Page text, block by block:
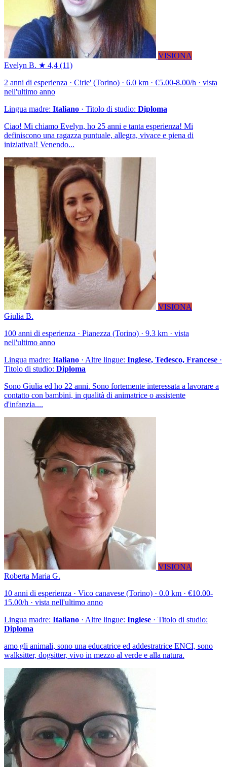
VISIONA
Evelyn B. ★ 4,4 (11)
2 anni di esperienza · Cirie' (Torino) · 6.0 km · €5.00-8.00/h · vista
nell'ultimo anno
Lingua madre: Italiano · Titolo di studio: Diploma
Ciao! Mi chiamo Evelyn, ho 25 anni e tanta esperienza! Mi
definiscono una ragazza puntuale, allegra, vivace e piena di
iniziativa!! Venendo...
VISIONA
Giulia B.
100 anni di esperienza · Pianezza (Torino) · 9.3 km · vista
nell'ultimo anno
Lingua madre: Italiano · Altre lingue: Inglese, Tedesco, Francese ·
Titolo di studio: Diploma
Sono Giulia ed ho 22 anni. Sono fortemente interessata a lavorare a
contatto con bambini, in qualità di animatrice o assistente
d'infanzia....
VISIONA
Roberta Maria G.
10 anni di esperienza · Vico canavese (Torino) · 0.0 km · €10.00-
15.00/h · vista nell'ultimo anno
Lingua madre: Italiano · Altre lingue: Inglese · Titolo di studio:
Diploma
amo gli animali, sono una educatrice ed addestratrice ENCI, sono
walksitter, dogsitter, vivo in mezzo al verde e alla natura.